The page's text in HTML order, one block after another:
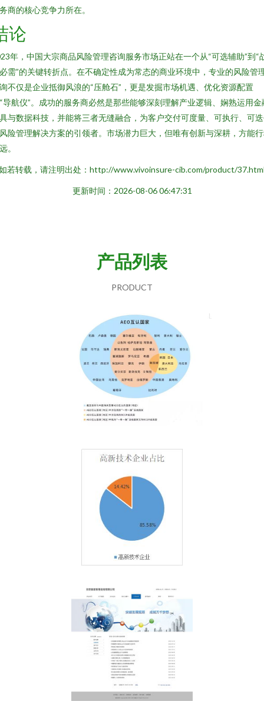
商的核心竞争力所在。
论
年，中国大宗商品风险管理咨询服务市场正站在一个从“可选辅助”到“
需”的关键转折点。在不确定性成为常态的商业环境中，专业的风险管
不仅是企业抵御风浪的“压舱石”，更是发掘市场机遇、优化资源配置
导航仪”。成功的服务商必然是那些能够深刻理解产业逻辑、娴熟运用金
与数据科技，并能将三者无缝融合，为客户交付可度量、可执行、可
险管理解决方案的引领者。市场潜力巨大，但唯有创新与深耕，方能
。
若转载，请注明出处：http://www.vivoinsure-cib.com/product/
更新时间：2026-08-06 06:47:31
产品列表
PRODUCT